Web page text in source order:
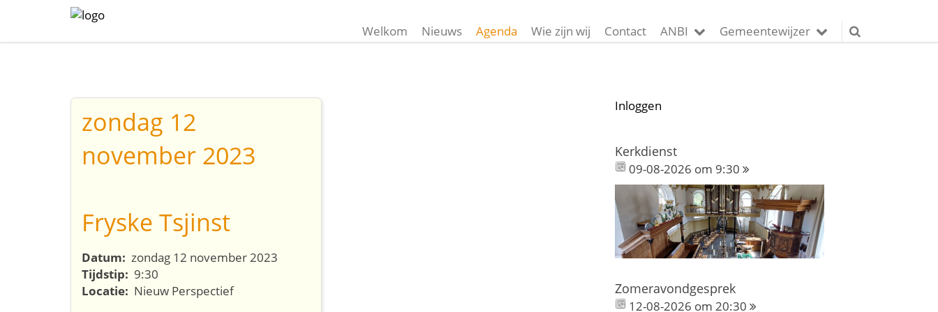
Welkom Nieuws Agenda Wie zijn wij Contact ANBI Gemeentewijzer
zondag 12
november 2023
Fryske Tsjinst
Datum: zondag 12 november 2023
Tijdstip: 9:30
Locatie: Nieuw Perspectief
Inloggen
Kerkdienst
09-08-2026 om 9:30
Zomeravondgesprek
12-08-2026 om 20:30